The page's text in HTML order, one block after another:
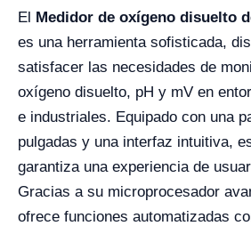
El Medidor de oxígeno disuelto
es una herramienta sofisticada,
satisfacer las necesidades de
oxígeno disuelto, pH y mV en
e industriales. Equipado con una
pulgadas y una interfaz intuitiva,
garantiza una experiencia de
Gracias a su microprocesador
ofrece funciones automatizadas